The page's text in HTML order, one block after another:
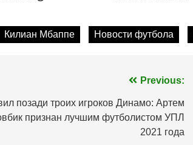
Килиан Мбаппе Новости футбола
Previous:
позади троих игроков Динамо: Артем
признан лучшим футболистом УПЛ
2021 года